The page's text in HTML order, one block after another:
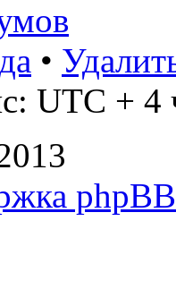
•
UTC + 4
phpBB